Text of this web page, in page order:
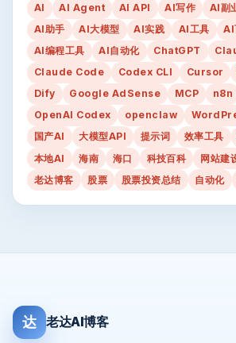
AI AI Agent AI API AI写作 AI副
AI助手
AI大模型 AI实践 AI工具 AI
AI编程工具
AI自动化 ChatGPT
Claude Code
Codex CLI Cursor
Dify
Google AdSense MCP n8n
OpenAI Codex
openclaw
国产AI
大模型API 提示词 效率工具
本地AI
海南 海口 科技百科 网站建
老达博客
股票 股票投资总结 自动化
达 老达AI博客